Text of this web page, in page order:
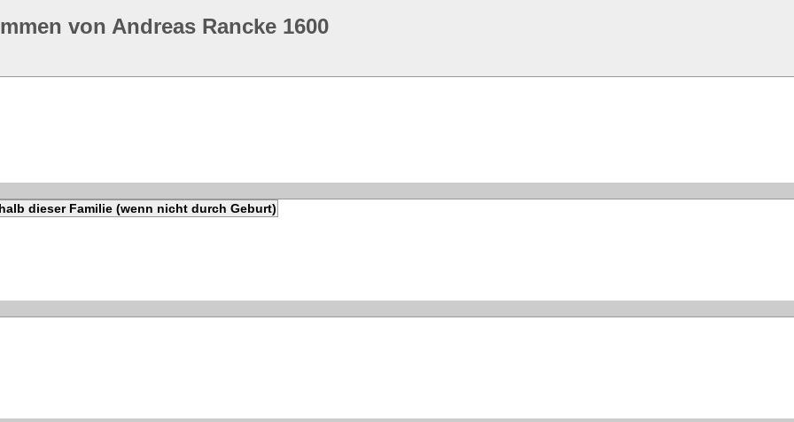
von Andreas Rancke 1600
dieser Familie (wenn nicht durch Geburt)